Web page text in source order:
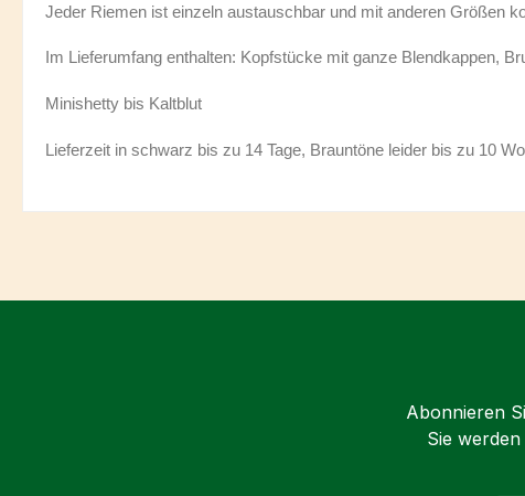
Jeder Riemen ist einzeln austauschbar und mit anderen Größen
Im Lieferumfang enthalten: Kopfstücke mit ganze Blendkappen,
Minishetty bis Kaltblut
Lieferzeit in schwarz bis zu 14 Tage, Brauntöne leider bis zu 10
Abonnieren
Sie